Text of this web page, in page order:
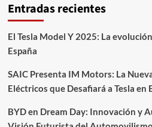
Entradas recientes
El Tesla Model Y 2025: La
España
SAIC Presenta IM Motors: La
Eléctricos que Desafiará a Tesla en
BYD en Dream Day: Innovación y